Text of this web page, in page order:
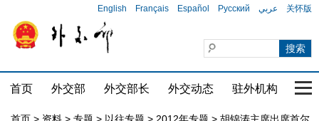
English Français Español Русский عربي 关怀版
首页 外交部 外交部长 外交动态 驻外机构 国